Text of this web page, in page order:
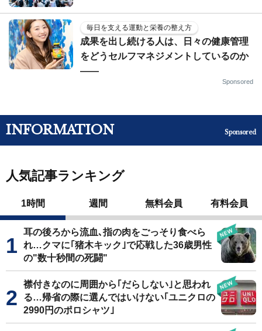
毎日を支える運動と栄養の整え方
成果を出し続ける人は、日々の健康管理
をどうセルフマネジメントしているのか
——
Sponsored
INFORMATION Sponsored
人気記事ランキング
1時間 週間 無料会員 有料会員
耳の後ろから流血､指の肉をごっそり食べら
れ…クマに｢猪木キック｣で応戦した36歳男性
の"数十秒間の死闘"
襟付きなのに周囲から｢だらしない｣と思われ
る…帰省の際に選んではいけない｢ユニクロの
2990円のポロシャツ｣